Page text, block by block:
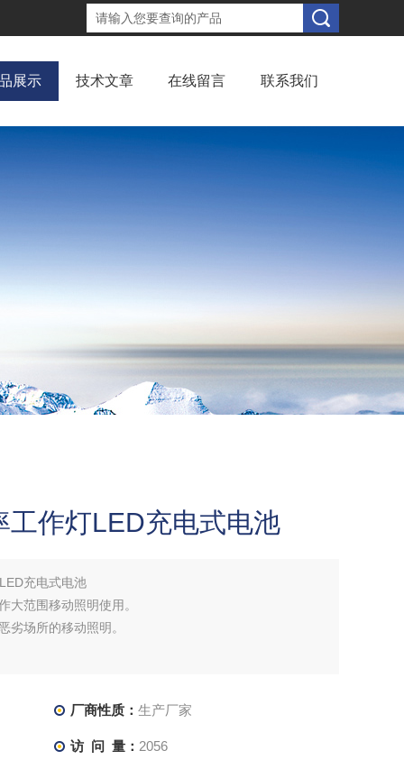
展示 技术文章 在线留言 联系我们
作灯LED充电式电池
充电式电池
大范围移动照明使用。
劣场所的移动照明。
厂商性质： 生产厂家
访 问 量： 2056